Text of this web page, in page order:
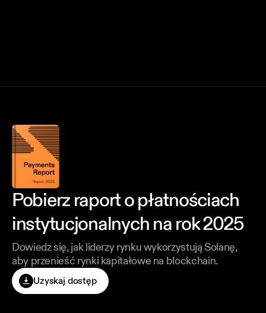
Pobierz raport o płatnościach
instytucjonalnych na rok 2025
Dowiedz się, jak liderzy rynku wykorzystują Solanę,
aby przenieść rynki kapitałowe na blockchain.
Uzyskaj dostęp